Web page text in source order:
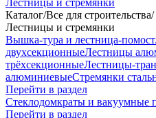
Лестницы и стремянки
Каталог/Все для строительства/
Лестницы и стремянки
Вышка-тура и лестница-помост
двухсекционныеЛестницы
трёхсекционныеЛестницы-
алюминиевыеСтремянки
Перейти в раздел
Стеклодомкраты и вакуумные
Перейти в раздел